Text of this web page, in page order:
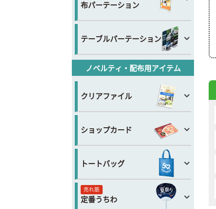
布パーテーション
テーブルパーテーション
ノベルティ・配布用アイテム
クリアファイル
ショップカード
トートバッグ
売れ筋
定番うちわ